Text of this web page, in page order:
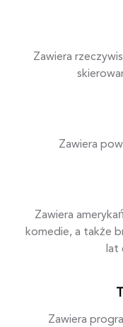
Zawiera
Zawiera
Zawiera
komedie, a także
lat
Zawiera